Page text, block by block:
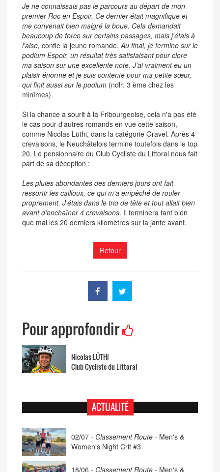
Je ne connaissais pas le parcours au départ de mon
premier Roc en Espoir. Ce dernier était magnifique et
me convenait bien malgré la boue. Cela demandait
beaucoup de force sur certains passages, mais j'étais à
l'aise, confie la jeune romande. Au final, je termine sur le
podium Espoir, un résultat très satisfaisant pour clore
ma saison sur une excellente note. J'ai vraiment eu un
plaisir énorme et je suis contente pour ma petite sœur,
qui finit aussi sur le podium (ndlr: 3 ème chez les
minîmes).
Si la chance a sourit à la Fribourgeoise, cela n'a pas été
le cas pour d'autres romands en vue cette saison,
comme Nicolas Lüthi, dans la catégorie Gravel. Après 4
crevaisons, le Neuchâtelois termine toutefois dans le top
20. Le pensionnaire du Club Cycliste du Littoral nous fait
part de sa déception :
Les pluies abondantes des derniers jours ont fait
ressortir les cailloux, ce qui m'a empêché de rouler
proprement. J'étais dans le trio de tête et tout allait bien
avant d’enchaîner 4 crevaisons. Il terminera tant bien
que mal les 20 derniers kilomètres sur la jante avant.
Retour
Pour approfondir
Nicolas LÜTHI
Club Cycliste du Littoral
ACTUALITÉ
02/07 - Classement Route - Men's &
Women's Night Crit #3
18/06 - Classement Route - Men's &